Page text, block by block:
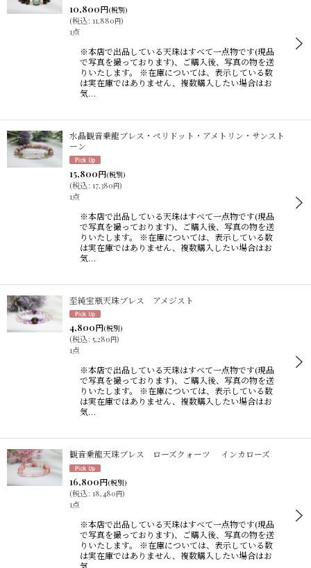
10,800円(税別)
(税込: 11,880円)
1点
※本店で出品している天珠はすべて一点物です(現品
で写真を撮っております)、ご購入後、写真の物を送
りいたします。 ※在庫については、表示している数
は実在庫ではありません、複数購入したい場合はお
気…
水晶観音乗龍ブレス・ペリドット・アメトリン・サンスト
ーン
15,800円(税別)
(税込: 17,380円)
1点
※本店で出品している天珠はすべて一点物です(現品
で写真を撮っております)、ご購入後、写真の物を送
りいたします。 ※在庫については、表示している数
は実在庫ではありません、複数購入したい場合はお
気…
至純宝瓶天珠ブレス アメジスト
4,800円(税別)
(税込: 5,280円)
1点
※本店で出品している天珠はすべて一点物です(現品
で写真を撮っております)、ご購入後、写真の物を送
りいたします。 ※在庫については、表示している数
は実在庫ではありません、複数購入したい場合はお
気…
観音乗龍天珠ブレス ローズクォーツ インカローズ
16,800円(税別)
(税込: 18,480円)
1点
※本店で出品している天珠はすべて一点物です(現品
で写真を撮っております)、ご購入後、写真の物を送
りいたします。 ※在庫については、表示している数
は実在庫ではありません、複数購入したい場合はお
気…